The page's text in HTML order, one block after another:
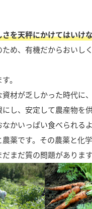
を天秤にかけてはいけ
め、有機だからおいし
。
資材が乏しかった時代に
し、安定して農産物を
なかいっぱい食べられる
薬です。その農薬と化
まだ質の問題があります